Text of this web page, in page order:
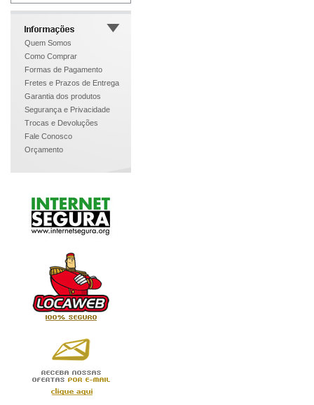
Quem Somos
Como Comprar
Formas de Pagamento
Fretes e Prazos de Entrega
Garantia dos produtos
Segurança e Privacidade
Trocas e Devoluções
Fale Conosco
Orçamento